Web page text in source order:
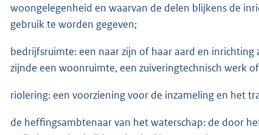
woongelegenheid en waarvan de delen blijkens de
gebruik te worden gegeven;
bedrijfsruimte: een naar zijn of haar aard en
zijnde een woonruimte, een zuiveringtechnisch werk
riolering: een voorziening voor de inzameling en het
de heffingsambtenaar van het waterschap: de door